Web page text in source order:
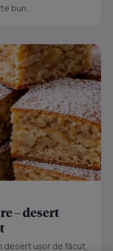
bun...
– desert
desert ușor de făcut,